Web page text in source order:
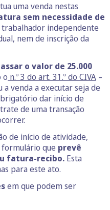
uma venda nestas
sem necessidade de
trabalhador independente
nem de inscrição da
o valor de 25.000
o n.º 3 do art. 31.º do CIVA –
a venda a executar seja de
dar início de
de uma transação
de início de atividade,
que prevê
fatura-recibo. Esta
para este ato.
em que podem ser